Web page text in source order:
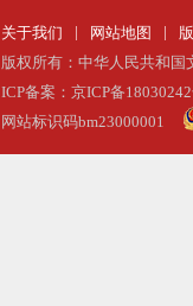
关于我们 | 网站地图 |
版权所有：中华人民共和国
ICP备案：京ICP备
网站标识码bm23000001